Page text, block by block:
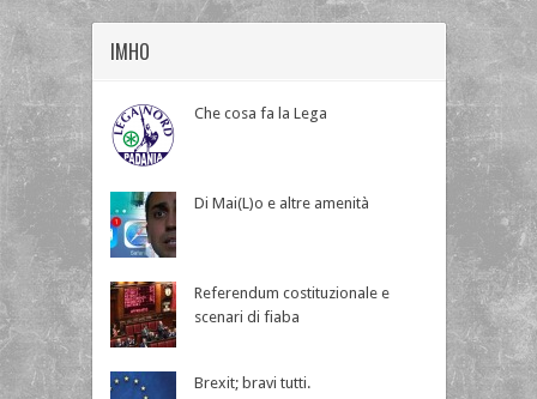
IMHO
Che cosa fa la Lega
Di Mai(L)o e altre amenità
Referendum costituzionale e
scenari di fiaba
Brexit; bravi tutti.